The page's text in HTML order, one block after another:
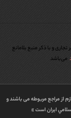
و با ذکر منبع بلامانع
می‌باشد
از مراجع مربوطه می باشند و
ايران است »